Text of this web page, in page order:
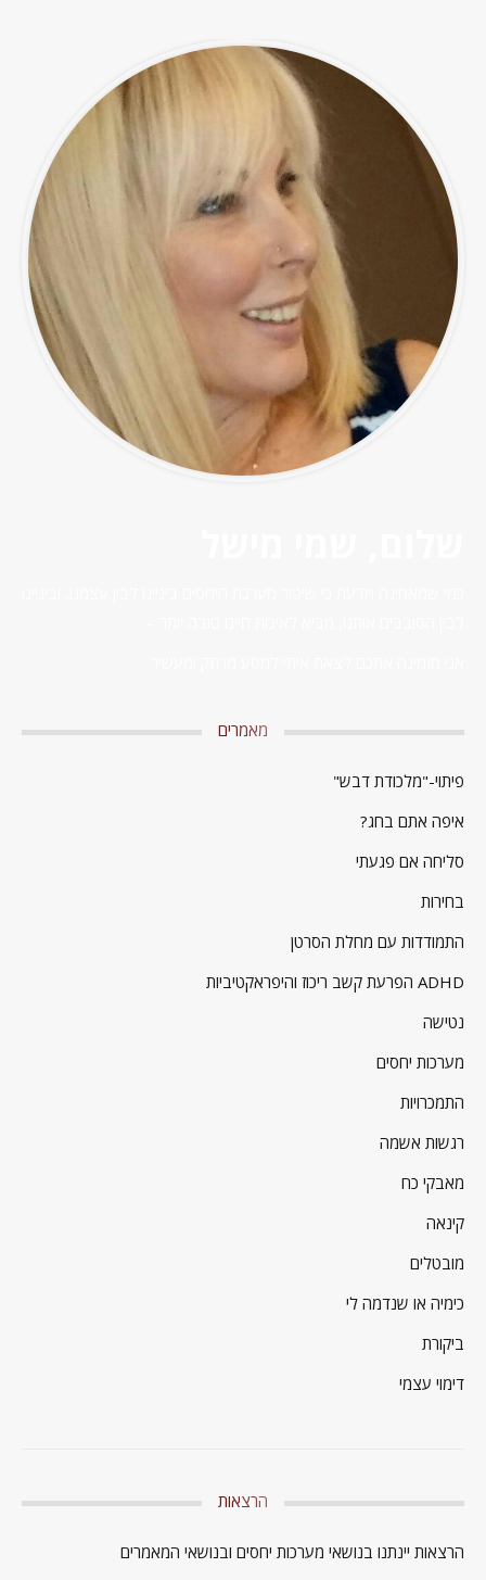
מאמרים
פיתוי-"מלכודת דבש"
איפה אתם בחג?
סליחה אם פגעתי
בחירות
התמודדות עם מחלת הסרטן
ADHD הפרעת קשב ריכוז והיפראקטיביות
נטישה
מערכות יחסים
התמכרויות
רגשות אשמה
מאבקי כח
קינאה
מובטלים
כימיה או שנדמה לי
ביקורת
דימוי עצמי
הרצאות
הרצאות יינתנו בנושאי מערכות יחסים ובנושאי המאמרים